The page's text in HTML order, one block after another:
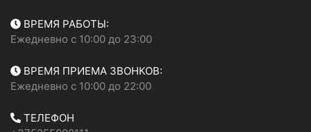
ВРЕМЯ РАБОТЫ:
Ежедневно с 10:00 до 23:00
ВРЕМЯ ПРИЕМА ЗВОНКОВ:
Ежедневно с 10:00 до 22:00
ТЕЛЕФОН